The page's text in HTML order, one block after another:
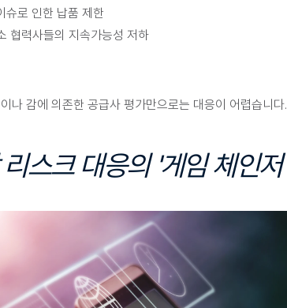
슈로 인한 납품 제한
협력사들의 지속가능성 저하
나 감에 의존한 공급사 평가만으로는 대응이 어렵습니다.
스크 대응의 '게임 체인저'